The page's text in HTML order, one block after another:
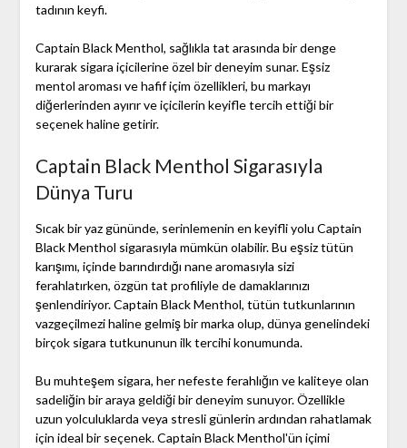
tadının keyfi.
Captain Black Menthol, sağlıkla tat arasında bir denge
kurarak sigara içicilerine özel bir deneyim sunar. Eşsiz
mentol aroması ve hafif içim özellikleri, bu markayı
diğerlerinden ayırır ve içicilerin keyifle tercih ettiği bir
seçenek haline getirir.
Captain Black Menthol Sigarasıyla
Dünya Turu
Sıcak bir yaz gününde, serinlemenin en keyifli yolu Captain
Black Menthol sigarasıyla mümkün olabilir. Bu eşsiz tütün
karışımı, içinde barındırdığı nane aromasıyla sizi
ferahlatırken, özgün tat profiliyle de damaklarınızı
şenlendiriyor. Captain Black Menthol, tütün tutkunlarının
vazgeçilmezi haline gelmiş bir marka olup, dünya genelindeki
birçok sigara tutkununun ilk tercihi konumunda.
Bu muhteşem sigara, her nefeste ferahlığın ve kaliteye olan
sadeliğin bir araya geldiği bir deneyim sunuyor. Özellikle
uzun yolculuklarda veya stresli günlerin ardından rahatlamak
için ideal bir seçenek. Captain Black Menthol'ün içimi